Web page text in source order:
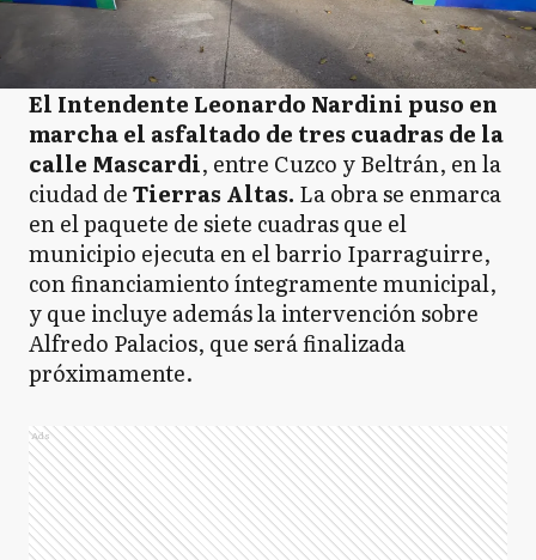
El Intendente Leonardo Nardini puso en
marcha el asfaltado de tres cuadras de la
calle Mascardi, entre Cuzco y Beltrán, en la
ciudad deTierras Altas. La obra se enmarca
en el paquete de siete cuadras que el
municipio ejecuta en el barrio Iparraguirre,
con financiamiento íntegramente municipal,
y que incluye además la intervención sobre
Alfredo Palacios, que será finalizada
próximamente.
Ads